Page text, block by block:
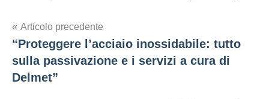
Navigazione
articoli
Articolo precedente
“Proteggere l’acciaio inossidabile: tutto
sulla passivazione e i servizi a cura di
Delmet”